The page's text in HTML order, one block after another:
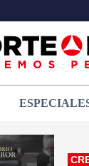
periodismo